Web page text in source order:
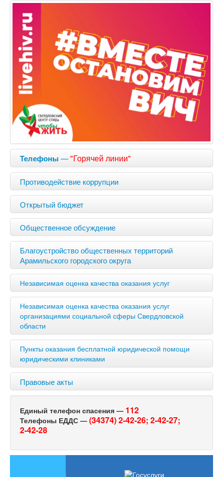
Телефоны —"Горячей линии"
Противодействие коррупции
Открытый бюджет
Общественное обсуждение
Благоустройство общественных территорий
Арамильского городского округа
Независимая оценка качества оказания услуг
Независимая оценка качества оказания услуг
организациями социальной сферы Свердловской
области
Пункты оказания бесплатной юридической помощи
юридическими клиниками
Правовые акты
Единый телефон спасения — 112
Телефоны ЕДДС — (34374) 2-42-26; 2-42-27;
2-42-28